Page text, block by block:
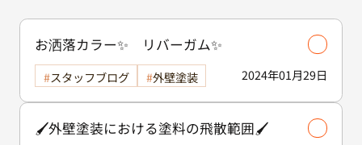
お洒落カラー✨ リバーガム✨
2024年01月29日
スタッフブログ 外壁塗装
🖌️外壁塗装における塗料の飛散範囲🖌️